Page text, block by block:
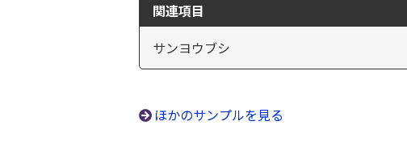
関連項目
サンヨウブシ
ほかのサンプルを見る